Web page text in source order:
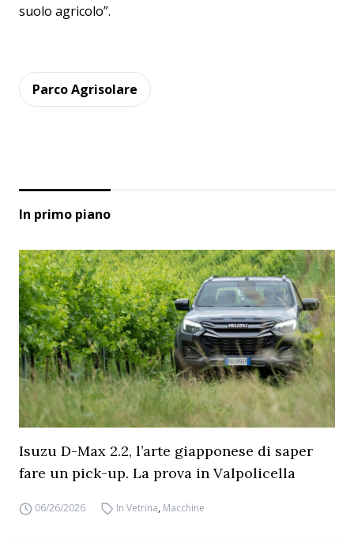
suolo agricolo”.
Parco Agrisolare
In primo piano
Isuzu D-Max 2.2, l’arte giapponese di saper
fare un pick-up. La prova in Valpolicella
06/26/2026 In Vetrina, Macchine